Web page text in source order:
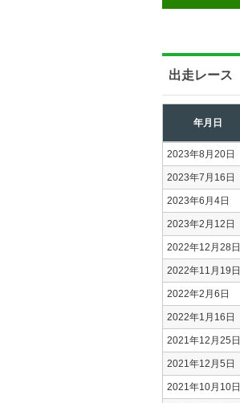
出走レース
年月日
2023年8月20日
2023年7月16日
2023年6月4日
2023年2月12日
2022年12月28日
2022年11月19日
2022年2月6日
2022年1月16日
2021年12月25日
2021年12月5日
2021年10月10日